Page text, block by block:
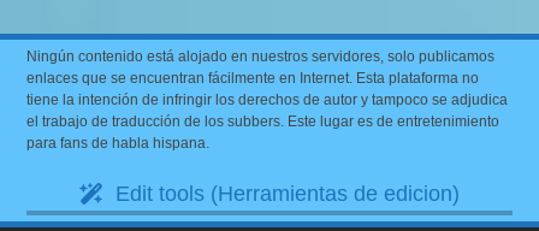
Ningún contenido está alojado en nuestros servidores, solo publicamos
enlaces que se encuentran fácilmente en Internet. Esta plataforma no
tiene la intención de infringir los derechos de autor y tampoco se adjudica
el trabajo de traducción de los subbers. Este lugar es de entretenimiento
para fans de habla hispana.
Edit tools (Herramientas de edicion)